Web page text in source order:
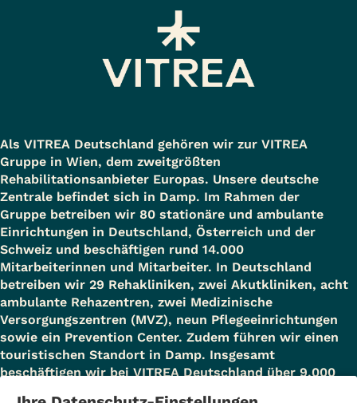
Als VITREA Deutschland gehören wir zur VITREA
Gruppe in Wien, dem zweitgrößten
Rehabilitationsanbieter Europas. Unsere deutsche
Zentrale befindet sich in Damp. Im Rahmen der
Gruppe betreiben wir 80 stationäre und ambulante
Einrichtungen in Deutschland, Österreich und der
Schweiz und beschäftigen rund 14.000
Mitarbeiterinnen und Mitarbeiter. In Deutschland
betreiben wir 29 Rehakliniken, zwei Akutkliniken, acht
ambulante Rehazentren, zwei Medizinische
Versorgungszentren (MVZ), neun Pflegeeinrichtungen
sowie ein Prevention Center. Zudem führen wir einen
touristischen Standort in Damp. Insgesamt
beschäftigen wir bei VITREA Deutschland über 9.000